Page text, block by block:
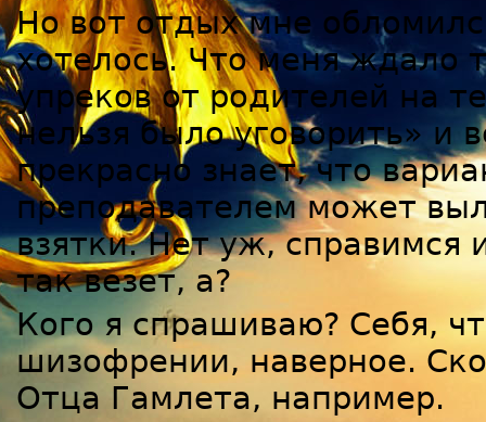
Но вот отдых мне
хотелось. Что меня ждало
упреков от родителей на
нельзя было уговорить» и
прекрасно знает, что
преподавателем может
взятки. Нет уж, справимся
так везет, а?
Кого я спрашиваю? Себя,
шизофрении, наверное.
Отца Гамлета, например.